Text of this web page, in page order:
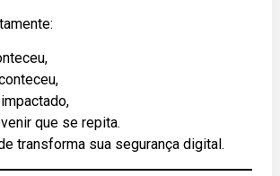
que se repita.
transforma sua segurança digital.